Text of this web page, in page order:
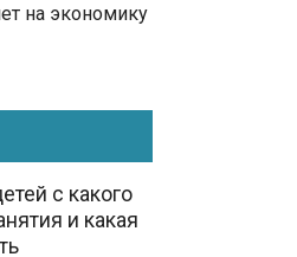
на экономику
с какого
и какая